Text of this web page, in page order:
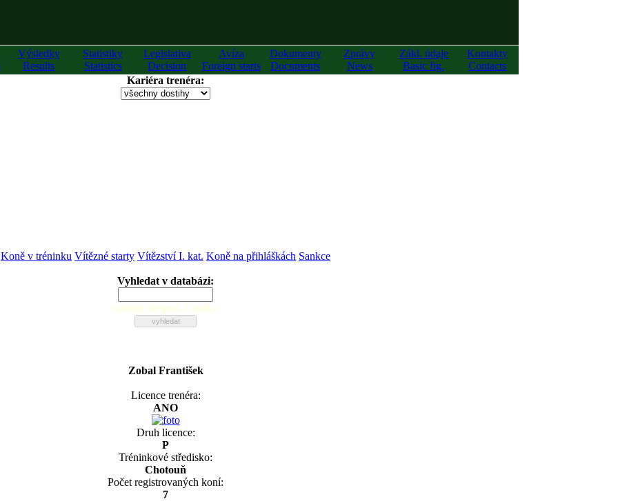
Výsledky
Results
Statistiky
Statistics
Legislativa
Decision
Avíza
Foreign starts
Dokumenty
Documents
Zprávy
News
Zákl. údaje
Basic fig.
Kontakty
Contacts
Kariéra trenéra:
Koně v tréninku Vítězné starty Vítězství I. kat. Koně na přihláškách Sankce
Vyhledat v databázi:
zadejte alespoň 2 znaky
Zobal František
Licence trenéra:
ANO
Druh licence:
P
Tréninkové středisko:
Chotouň
Počet registrovaných koní:
7